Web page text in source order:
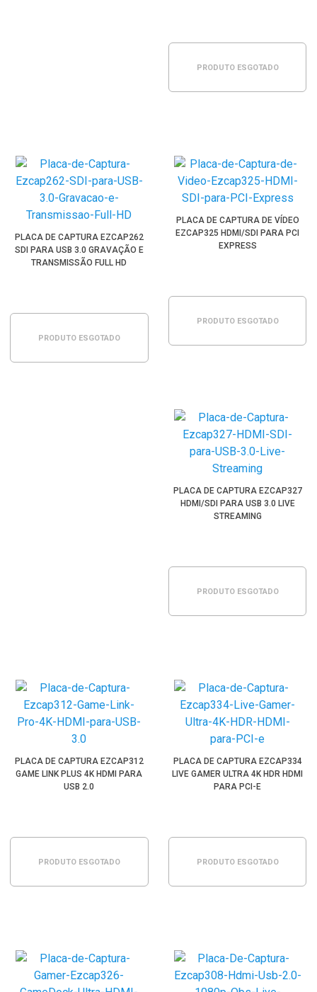
PRODUTO ESGOTADO
PLACA DE CAPTURA EZCAP262
SDI PARA USB 3.0 GRAVAÇÃO E
TRANSMISSÃO FULL HD
PRODUTO ESGOTADO
PLACA DE CAPTURA DE VÍDEO
EZCAP325 HDMI/SDI PARA PCI
EXPRESS
PRODUTO ESGOTADO
PLACA DE CAPTURA EZCAP327
HDMI/SDI PARA USB 3.0 LIVE
STREAMING
PRODUTO ESGOTADO
PLACA DE CAPTURA EZCAP312
GAME LINK PLUS 4K HDMI PARA
USB 2.0
PRODUTO ESGOTADO
PLACA DE CAPTURA EZCAP334
LIVE GAMER ULTRA 4K HDR HDMI
PARA PCI-E
PRODUTO ESGOTADO